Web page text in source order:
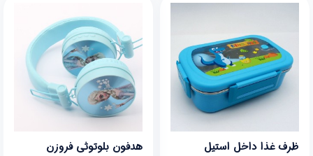
ظرف غذا داخل استیل هدفون بلوتوثی فروزن